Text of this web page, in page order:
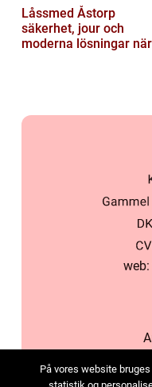
Låssmed Åstorp
säkerhet, jour och
moderna lösningar
web:
På vores website